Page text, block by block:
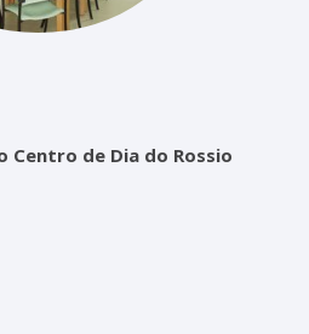
Centro de Dia do Rossio